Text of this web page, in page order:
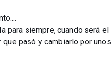
para siempre, cuando será el
pasó y cambiarlo por unos